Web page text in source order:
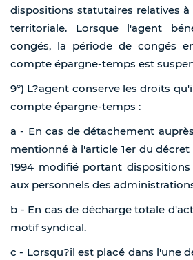
dispositions statutaires relatives
territoriale. Lorsque l'agent
congés, la période de congés
compte épargne-temps est
9°) L?agent conserve les droits
compte épargne-temps :
a - En cas de détachement
mentionné à l'article 1er du décret
1994 modifié portant
aux personnels des
b - En cas de décharge totale
motif syndical.
c - Lorsqu?il est placé dans l'une